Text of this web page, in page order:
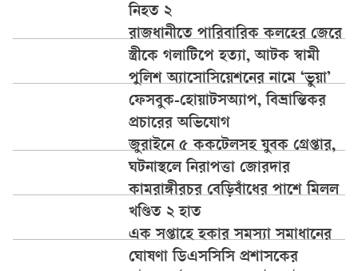
নিহত ২
রাজধানীতে পারিবারিক কলহের জেরে
স্ত্রীকে গলাটিপে হত্যা, আটক স্বামী
পুলিশ অ্যাসোসিয়েশনের নামে ‘ভুয়া’
ফেসবুক-হোয়াটসঅ্যাপ, বিভ্রান্তিকর
প্রচারের অভিযোগ
জুরাইনে ৫ ককটেলসহ যুবক গ্রেপ্তার,
ঘটনাস্থলে নিরাপত্তা জোরদার
কামরাঙ্গীরচর বেড়িবাঁধের পাশে মিলল
খণ্ডিত ২ হাত
এক সপ্তাহে হকার সমস্যা সমাধানের
ঘোষণা ডিএসসিসি প্রশাসকের